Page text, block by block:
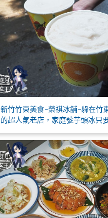
新竹竹東美食-榮祺冰舖-躲在竹
的超人氣老店，家庭號芋頭冰只